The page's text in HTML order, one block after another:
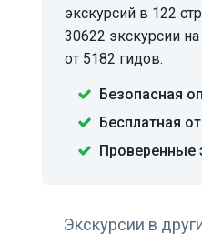
экскурсий в 122
30622 экскурсии
от 5182 гидов.
Безопасная
Бесплатная
Проверенные
Экскурсии в